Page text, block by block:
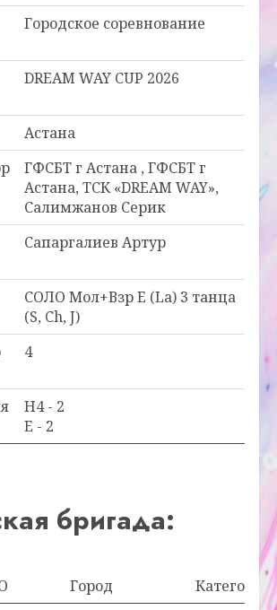
Городское соревнование
DREAM WAY CUP 2026
Астана
ГФСБТ г Астана , ГФСБТ г
Астана, ТСК «DREAM WAY»,
Салимжанов Серик
Сапаргалиев Артур
СОЛО Мол+Взр E (La) 3 танца
(S, Ch, J)
4
H4 - 2
E - 2
бригада:
Город
Категория